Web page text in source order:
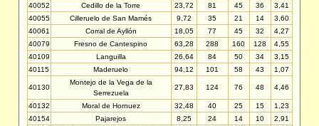
40052
Cedillo de la Torre 23,72 81 45 36
3,41
40055
Cilleruelo de San Mamés 9,72 35 21 14
3,60
40061
Corral de Ayllón 18,05 77 45 32
4,27
40079
Fresno de Cantespino 63,28 288 160 128
4,55
40109
Languilla 26,64 84 50 34
3,15
40115
Maderuelo 94,12 101 58 43 1,07
40130
Montejo de la Vega de la
Serrezuela
27,83 124 76 48 4,46
40132 Moral de Hornuez 32,48 40 25 15
1,23
40154
Pajarejos 8,25 24 14 10
2,91